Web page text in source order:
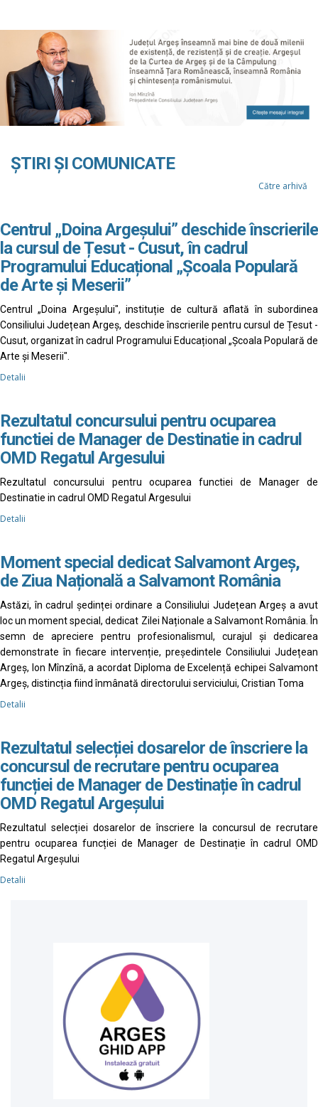
ȘTIRI ȘI COMUNICATE
Către arhivă
Centrul „Doina Argeșului” deschide înscrierile
la cursul de Țesut - Cusut, în cadrul
Programului Educațional „Școala Populară
de Arte și Meserii”
Centrul „Doina Argeșului", instituție de cultură aflată în subordinea
Consiliului Județean Argeș, deschide înscrierile pentru cursul de Țesut -
Cusut, organizat în cadrul Programului Educațional „Școala Populară de
Arte și Meserii".
Detalii
Rezultatul concursului pentru ocuparea
functiei de Manager de Destinatie in cadrul
OMD Regatul Argesului
Rezultatul concursului pentru ocuparea functiei de Manager de
Destinatie in cadrul OMD Regatul Argesului
Detalii
Moment special dedicat Salvamont Argeș,
de Ziua Națională a Salvamont România
Astăzi, în cadrul ședinței ordinare a Consiliului Județean Argeș a avut
loc un moment special, dedicat Zilei Naționale a Salvamont România. În
semn de apreciere pentru profesionalismul, curajul și dedicarea
demonstrate în fiecare intervenție, președintele Consiliului Județean
Argeș, Ion Mînzînă, a acordat Diploma de Excelență echipei Salvamont
Argeș, distincția fiind înmânată directorului serviciului, Cristian Toma
Detalii
Rezultatul selecției dosarelor de înscriere la
concursul de recrutare pentru ocuparea
funcției de Manager de Destinație în cadrul
OMD Regatul Argeșului
Rezultatul selecției dosarelor de înscriere la concursul de recrutare
pentru ocuparea funcției de Manager de Destinație în cadrul OMD
Regatul Argeșului
Detalii